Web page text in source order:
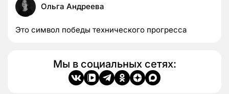
Ольга Андреева
Это символ победы технического прогресса
Мы в социальных сетях: